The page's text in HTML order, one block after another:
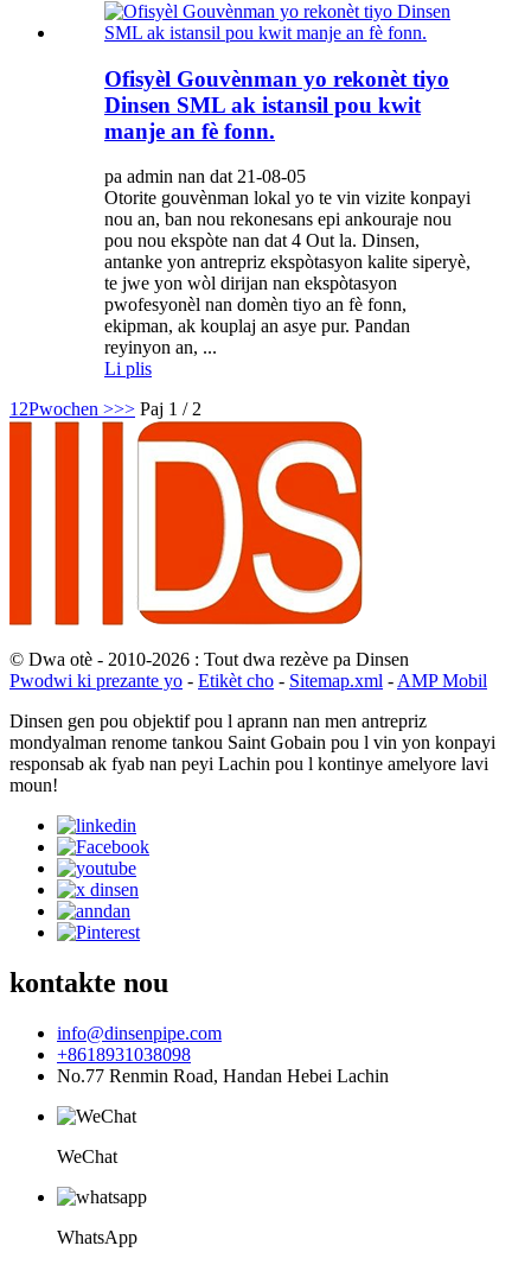
Ofisyèl Gouvènman yo rekonèt tiyo
Dinsen SML ak istansil pou kwit
manje an fè fonn.
pa admin nan dat 21-08-05
Otorite gouvènman lokal yo te vin vizite konpayi
nou an, ban nou rekonesans epi ankouraje nou
pou nou ekspòte nan dat 4 Out la. Dinsen,
antanke yon antrepriz ekspòtasyon kalite siperyè,
te jwe yon wòl dirijan nan ekspòtasyon
pwofesyonèl nan domèn tiyo an fè fonn,
ekipman, ak kouplaj an asye pur. Pandan
reyinyon an, ...
Li plis
1 2Pwochen >>> Paj 1 / 2
© Dwa otè - 2010-2026 : Tout dwa rezève pa Dinsen
Pwodwi ki prezante yo - Etikèt cho - Sitemap.xml - AMP Mobil
Dinsen gen pou objektif pou l aprann nan men antrepriz
mondyalman renome tankou Saint Gobain pou l vin yon konpayi
responsab ak fyab nan peyi Lachin pou l kontinye amelyore lavi
moun!
kontakte nou
info@dinsenpipe.com
+8618931038098
No.77 Renmin Road, Handan Hebei Lachin
WeChat
WhatsApp